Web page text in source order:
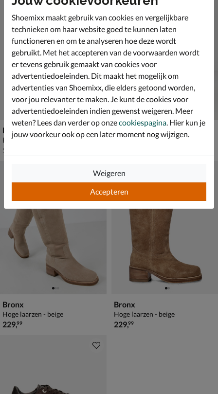
Bronx Jae-yy
Boots - zwart
€ 189,99
189
Hoge laarzen - cognac
Bronx
Hoge laarzen - beige
€ 229,99
229,99
Bronx
Hoge laarzen - beige
€ 229,99
229,99
Shoemixx maakt gebruik van cookies en vergelijkbare
technieken om haar website goed te kunnen laten
functioneren en om te analyseren hoe deze wordt
gebruikt. Met het accepteren van de voorwaarden wordt
er tevens gebruik gemaakt van cookies voor
advertentiedoeleinden. Dit maakt het mogelijk om
advertenties van Shoemixx, die elders getoond worden,
voor jou relevanter te maken. Je kunt de cookies voor
advertentiedoeleinden indien gewenst weigeren. Meer
weten? Lees dan verder op onzecookiespagina . Hier kun je
jouw voorkeur ook op een later moment nog wijzigen.
Accepteren
Weigeren